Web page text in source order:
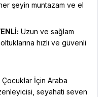
şeyin muntazam ve el
Uzun ve sağlam
hızlı ve güvenli
İçin Araba
seyahati seven